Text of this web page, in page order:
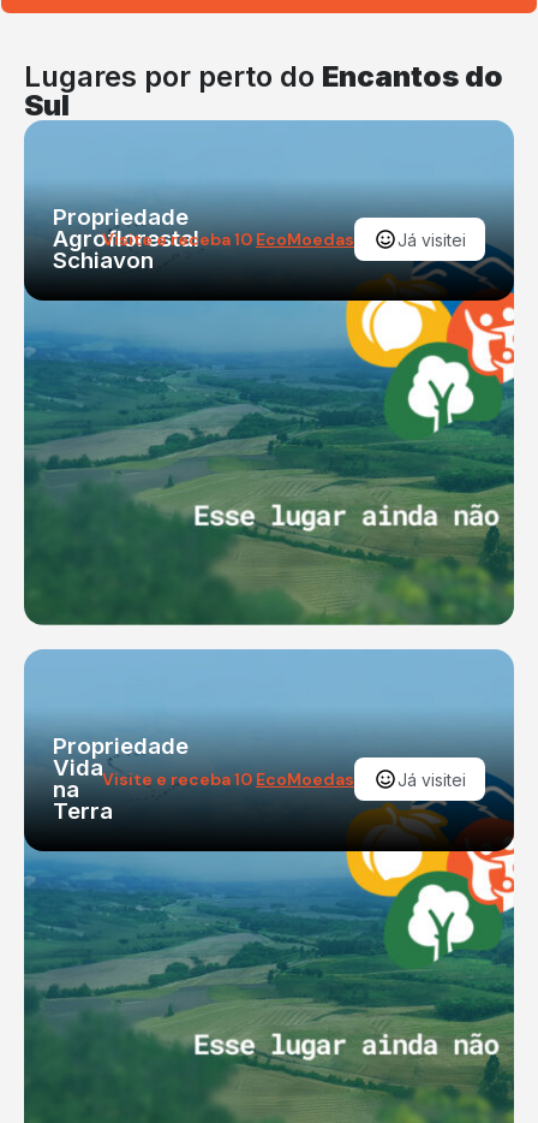
Lugares por perto do Encantos do
Sul
Propriedade
Agroflorestal
Schiavon
Visite e receba 10 EcoMoedas Já visitei
Propriedade
Vida
na
Terra
Visite e receba 10 EcoMoedas Já visitei